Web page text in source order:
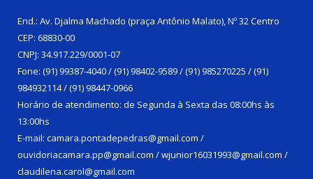
End.: Av. Djalma Machado (praça Antônio Malato), Nº 32 Centro
CEP: 68830-00
CNPJ: 34.917.229/0001-07
Fone: (91) 99387-4040 / (91) 98402-9589 / (91) 985270225 / (91)
984932114 / (91) 98447-0966
Horário de atendimento: de Segunda à Sexta das 08:00hs às
13:00hs
E-mail: camara.pontadepedras@gmail.com /
ouvidoriacamara.pp@gmail.com / wjunior16031993@gmail.com /
claudilena.carol@gmail.com